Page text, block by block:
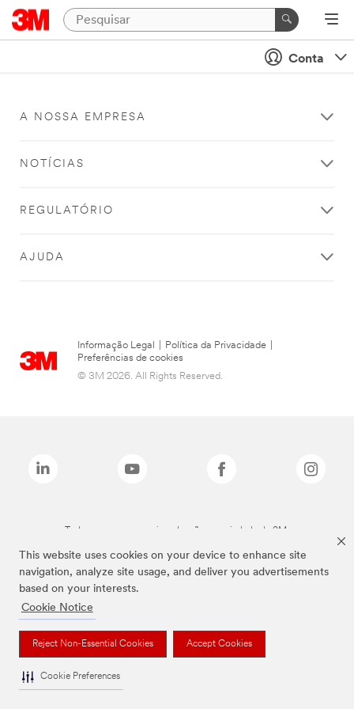
This website uses cookies on your device to enhance site
navigation, analyze site usage, and deliver you advertisements
based on your interests.
Cookie Notice
Reject Non-Essential Cookies Accept Cookies
Cookie Preferences
Conta
A NOSSA EMPRESA
NOTÍCIAS
REGULATÓRIO
AJUDA
Informação Legal Política da Privacidade
Preferências de cookies
© 3M 2026. All Rights Reserved.
Todas as marcas mencionadas são propriedade da 3M.